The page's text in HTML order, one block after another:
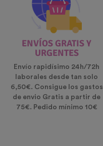
ENVÍOS GRATIS Y
URGENTES
Envío rapidísimo 24h/72h
laborales desde tan solo
6,50€. Consigue los gastos
de envio Gratis a partir de
75€. Pedido mínimo 10€